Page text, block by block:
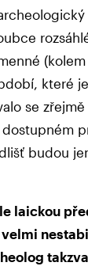
které
se
budou
laickou